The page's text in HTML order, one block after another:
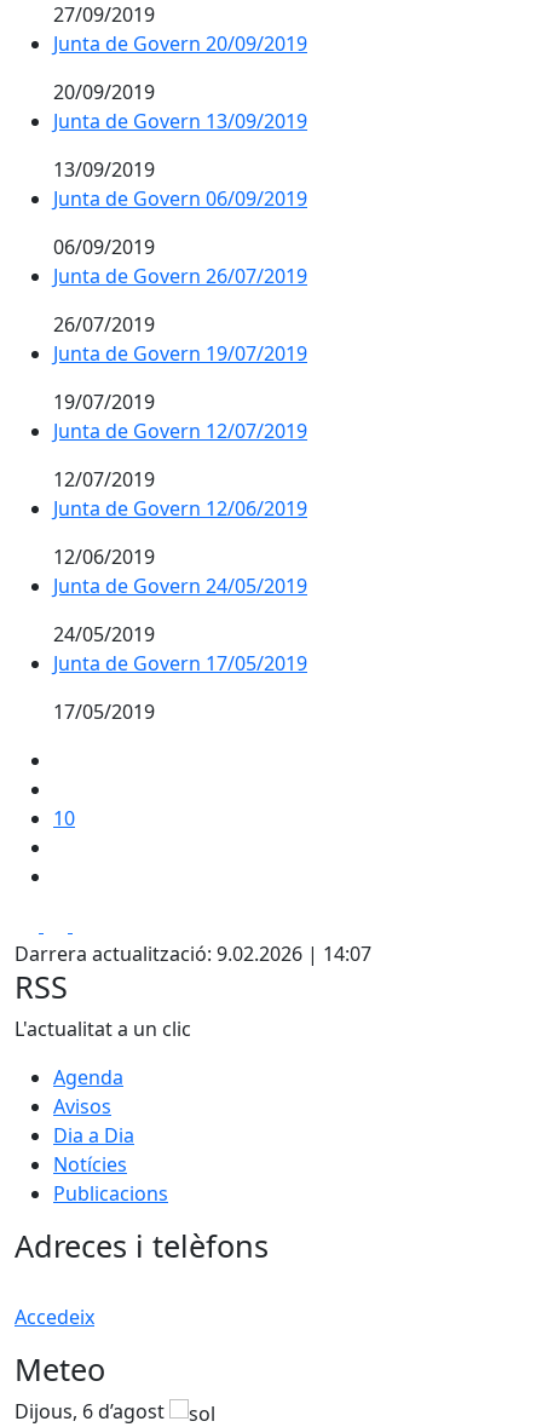
27/09/2019
Junta de Govern 20/09/2019
20/09/2019
Junta de Govern 13/09/2019
13/09/2019
Junta de Govern 06/09/2019
06/09/2019
Junta de Govern 26/07/2019
26/07/2019
Junta de Govern 19/07/2019
19/07/2019
Junta de Govern 12/07/2019
12/07/2019
Junta de Govern 12/06/2019
12/06/2019
Junta de Govern 24/05/2019
24/05/2019
Junta de Govern 17/05/2019
17/05/2019
10
Darrera actualització: 9.02.2026 | 14:07
RSS
L'actualitat a un clic
Agenda
Avisos
Dia a Dia
Notícies
Publicacions
Adreces i telèfons
Accedeix
Meteo
Dijous, 6 d’agost